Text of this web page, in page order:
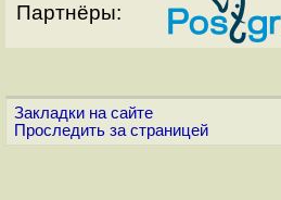
Партнёры:
Закладки на сайте
Проследить за страницей